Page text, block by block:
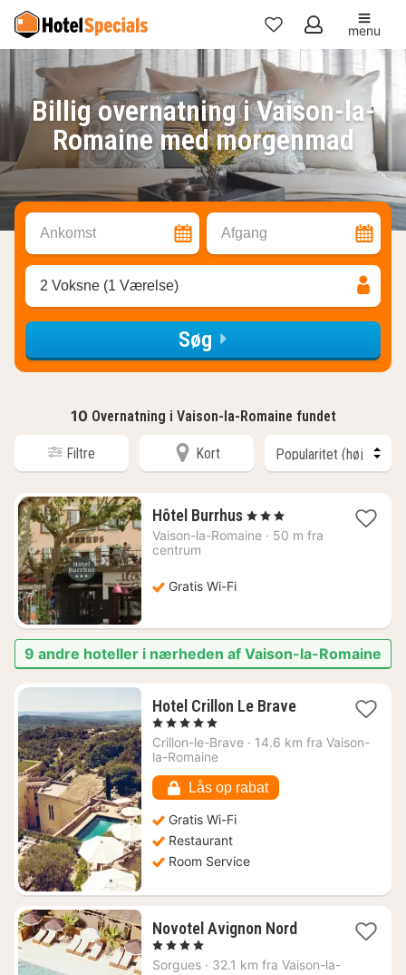
Mine
favoritter
menu
Billig overnatning i Vaison-la-
Romaine med morgenmad
Ankomst Afgang
2 Voksne (1 Værelse)
Søg
10 Overnatning i Vaison-la-Romaine fundet
Filtre Kort
Hôtel Burrhus1
nat
, 3 Stjerner
Vaison-la-Romaine · 50 m fra
centrum
Gratis Wi-Fi
9 andre hoteller i nærheden af Vaison-la-Romaine
Hotel Crillon Le Brave1
fra
, 5 Stjerner
Crillon-le-Brave · 14.6 km fra Vaison-
la-Romaine
Lås op rabat
Gratis Wi-Fi
Restaurant
Room Service
Novotel Avignon Nord1
fra
, 4 Stjerner
Sorgues · 32.1 km fra Vaison-la-